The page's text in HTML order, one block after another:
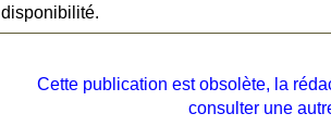
disponibilité.
Cette publication est obsolète, la
consulter une